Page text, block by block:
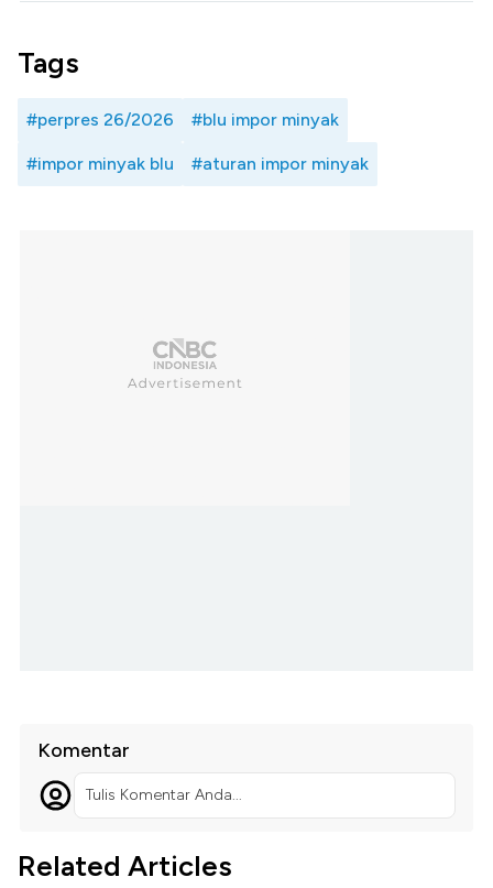
Tags
#perpres 26/2026 #blu impor minyak
#impor minyak blu #aturan impor minyak
Komentar
Tulis Komentar Anda...
Related Articles